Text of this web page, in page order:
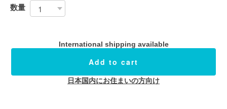
数量
International shipping available
Add to cart
日本国内にお住まいの方向け